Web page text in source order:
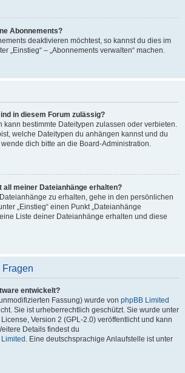
Abonnements?
deaktivieren möchtest, so kannst du dies im
„Einstieg“ – „Abonnements verwalten“ machen.
in diesem Forum zulässig?
kann bestimmte Dateitypen zulassen oder verbieten.
welche Dateitypen du anhängen kannst und du
dich bitte an die Board-Administration.
all meiner Dateianhänge erhalten?
zu erhalten, gehe in den persönlichen
„Einstieg“ einen Punkt „Dateianhänge
Liste deiner Dateianhänge erhalten und diese
Fragen
entwickelt?
Fassung) wurde von phpBB Limited
Sie ist urheberrechtlich geschützt. Sie wurde unter
Version 2 (GPL-2.0) veröffentlicht und kann
Details findest du
. Eine deutschsprachige Anlaufstelle ist unter